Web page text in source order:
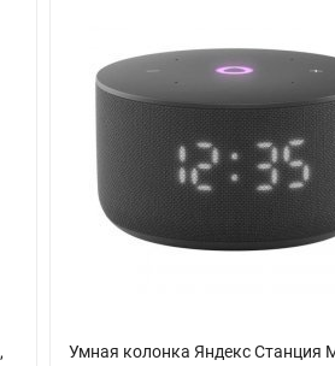
виниловый проигрыватель.
искать и запускать кино,
Умная колонка Яндекс Станция